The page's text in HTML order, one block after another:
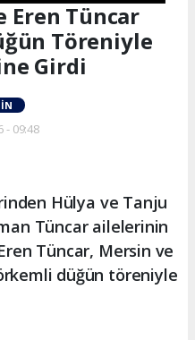
Eren Tüncar
Töreniyle
Girdi
- 09:48
Hülya ve Tanju
Tüncar ailelerinin
Tüncar, Mersin ve
düğün töreniyle